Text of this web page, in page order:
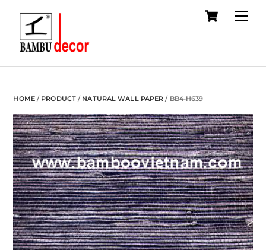
content
Cart
HOME/ PRODUCT / NATURAL WALL PAPER / BB4-H639